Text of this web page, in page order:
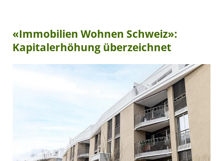
«Immobilien Wohnen Schweiz»:
Kapitalerhöhung überzeichnet